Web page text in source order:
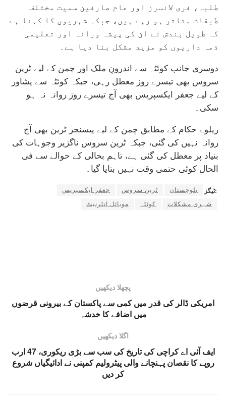
طلبہ، فری لانسرز اور عام صارفین سمیت مختلف
طبقات متاثر ہو رہے ہیں، جبکہ شہریوں کا کہنا ہے
کہ طویل بندش نے ان کی پیشہ ورانہ اور تعلیمی
ذمہ داریوں کو مزید مشکل بنا دیا ہے۔
دوسری جانب کوئٹہ سے اندرونِ ملک اور چمن کے لیے ٹرین
سروس بھی تیسرے روز معطل رہی، جبکہ کوئٹہ سے پشاور
کے لیے جعفر ایکسپریس بھی آج تیسرے روز روانہ نہ ہو
سکی۔
ریلوے حکام کے مطابق چمن کے لیے پیسنجر ٹرین بھی آج
روانہ نہیں کی گئی، جبکہ ٹرین سروس ناگزیر وجوہات کی
بنیاد پر معطل کی گئی ہے، تاہم بحالی کے حوالے سے فی
الحال کوئی حتمی وقت نہیں بتایا گیا۔
ٹیگز: بلوچستان ٹرین سروس
جعفر ایکسپریس
شہری مشکلات
کوئٹہ موبائل انٹرنیٹ
پچھلا دیکھیں
امریکی ڈالر کی قدر میں کمی سے پاکستان کے بیرونی قرضوں
میں اضافے کا خدشہ
اگلا دیکھیں
ایف آئی اے کراچی کی تاریخ کی سب سے بڑی ریکوری، 47 ارب
روپے کا نقصان پہنچانے والی پیٹرولیم کمپنی نے ادائیگیاں شروع
کر دیں